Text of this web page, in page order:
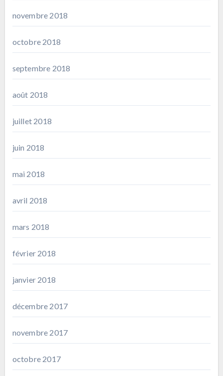
novembre 2018
octobre 2018
septembre 2018
août 2018
juillet 2018
juin 2018
mai 2018
avril 2018
mars 2018
février 2018
janvier 2018
décembre 2017
novembre 2017
octobre 2017